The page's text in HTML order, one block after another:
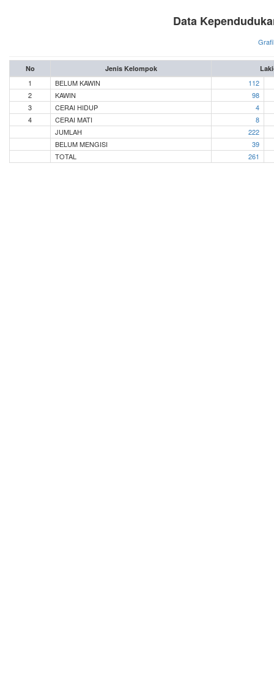
Data
No Jenis Kelompok
1 BELUM KAWIN
112
2
KAWIN
98
3
CERAI HIDUP
4
4
CERAI MATI
8
JUMLAH
222
BELUM MENGISI
39
TOTAL
261